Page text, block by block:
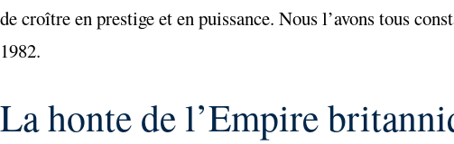
de croître en prestige et en puissance. Nous l’avons tous
1982.
La honte de l’Empire